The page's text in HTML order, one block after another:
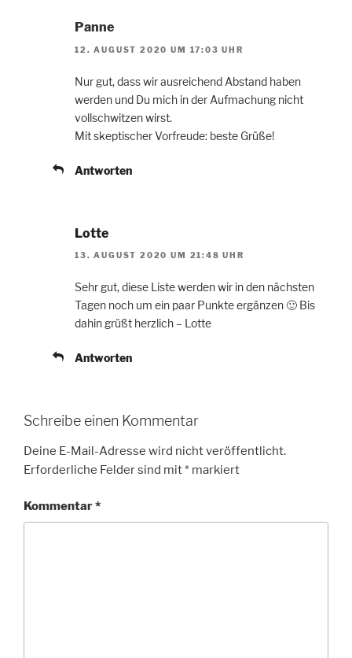
Panne
12. AUGUST 2020 UM 17:03 UHR
Nur gut, dass wir ausreichend Abstand haben
werden und Du mich in der Aufmachung nicht
vollschwitzen wirst.
Mit skeptischer Vorfreude: beste Grüße!
Antworten
Lotte
13. AUGUST 2020 UM 21:48 UHR
Sehr gut, diese Liste werden wir in den nächsten
Tagen noch um ein paar Punkte ergänzen 🙂 Bis
dahin grüßt herzlich – Lotte
Antworten
Schreibe einen Kommentar
Deine E-Mail-Adresse wird nicht veröffentlicht.
Erforderliche Felder sind mit* markiert
Kommentar*